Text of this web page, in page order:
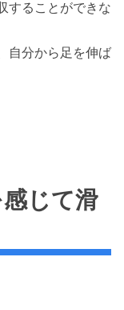
することができな
自分から足を伸ば
じて滑